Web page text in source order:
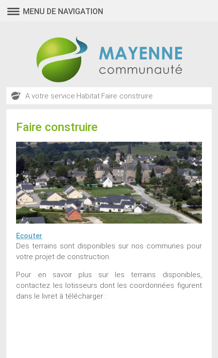
MENU DE NAVIGATION
A votre service Habitat Faire construire
Faire construire
Ecouter
Des terrains sont disponibles sur nos communes pour
votre projet de construction.
Pour en savoir plus sur les terrains disponibles,
contactez les lotisseurs dont les coordonnées figurent
dans le livret à télécharger :